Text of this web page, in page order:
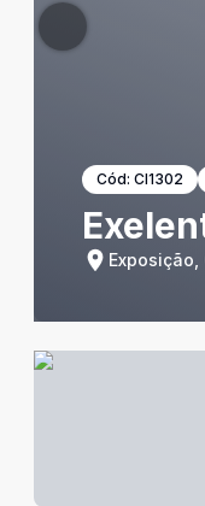
Cód: CI1302
Exposição,